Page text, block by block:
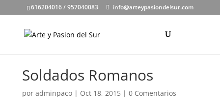
616204016 / 957040083 info@arteypasiondelsur.com
Soldados Romanos
por adminpaco| Oct 18, 2015| 0 Comentarios